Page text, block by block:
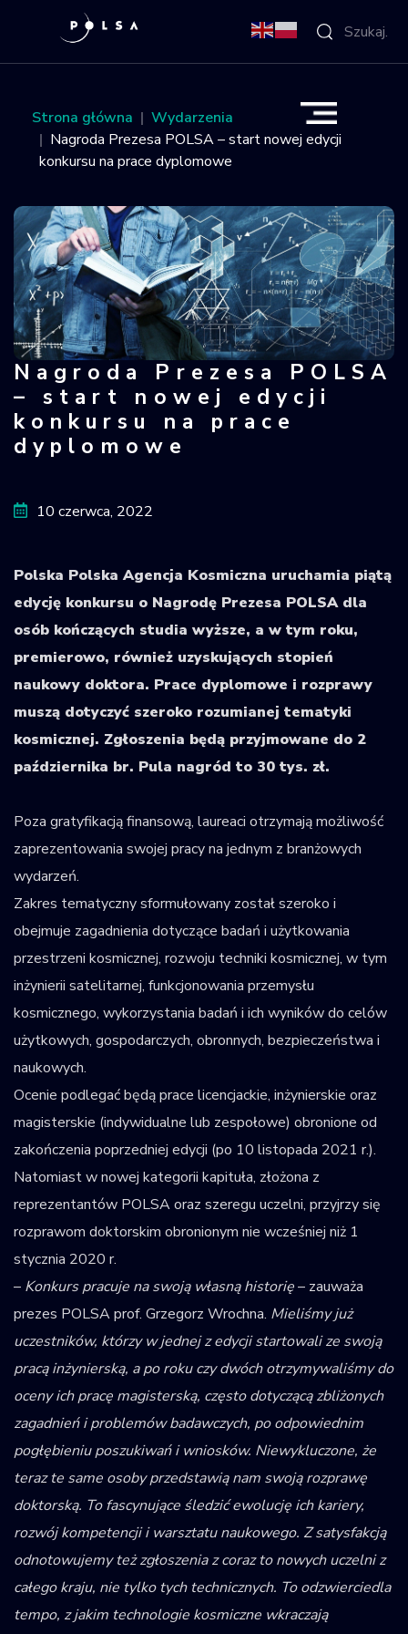
O Agencji
Aktywności
Misja IGNIS
NSIS
Sektor
Polska w
kosmosie
Krajowy Rejestr
Obiektów
Strona główna
Wydarzenia
Nagroda Prezesa POLSA – start nowej edycji
konkursu na prace dyplomowe
Nagroda Prezesa POLSA – start
Nagroda Prezesa POLSA
– start nowej edycji
konkursu na prace
dyplomowe
10 czerwca, 2022
Polska Polska Agencja Kosmiczna uruchamia piątą
edycję konkursu o Nagrodę Prezesa POLSA dla
osób kończących studia wyższe, a w tym roku,
premierowo, również uzyskujących stopień
naukowy doktora. Prace dyplomowe i rozprawy
muszą dotyczyć szeroko rozumianej tematyki
kosmicznej. Zgłoszenia będą przyjmowane do 2
października br. Pula nagród to 30 tys. zł.
Poza gratyfikacją finansową, laureaci otrzymają możliwość
zaprezentowania swojej pracy na jednym z branżowych
wydarzeń.
Zakres tematyczny sformułowany został szeroko i
obejmuje zagadnienia dotyczące badań i użytkowania
przestrzeni kosmicznej, rozwoju techniki kosmicznej, w tym
inżynierii satelitarnej, funkcjonowania przemysłu
kosmicznego, wykorzystania badań i ich wyników do celów
użytkowych, gospodarczych, obronnych, bezpieczeństwa i
naukowych.
Ocenie podlegać będą prace licencjackie, inżynierskie oraz
magisterskie (indywidualne lub zespołowe) obronione od
zakończenia poprzedniej edycji (po 10 listopada 2021 r.).
Natomiast w nowej kategorii kapituła, złożona z
reprezentantów POLSA oraz szeregu uczelni, przyjrzy się
rozprawom doktorskim obronionym nie wcześniej niż 1
stycznia 2020 r.
– Konkurs pracuje na swoją własną historię– zauważa
prezes POLSA prof. Grzegorz Wrochna. Mieliśmy już
uczestników, którzy w jednej z edycji startowali ze swoją
pracą inżynierską, a po roku czy dwóch otrzymywaliśmy do
oceny ich pracę magisterską, często dotyczącą zbliżonych
zagadnień i problemów badawczych, po odpowiednim
pogłębieniu poszukiwań i wniosków. Niewykluczone, że
teraz te same osoby przedstawią nam swoją rozprawę
doktorską. To fascynujące śledzić ewolucję ich kariery,
rozwój kompetencji i warsztatu naukowego. Z satysfakcją
odnotowujemy też zgłoszenia z coraz to nowych uczelni z
całego kraju, nie tylko tych technicznych. To odzwierciedla
tempo, z jakim technologie kosmiczne wkraczają